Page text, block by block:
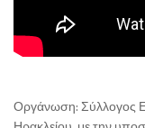
Οργάνωση: Σύλλογος